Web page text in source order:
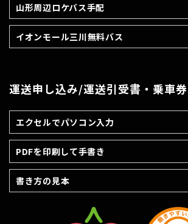
山形周辺ロケバス手配
イオンモール三川無料バス
運送申し込み/運送引受書・乗車券
エクセルでパソコン入力
PDFを印刷して手書き
書き方の見本